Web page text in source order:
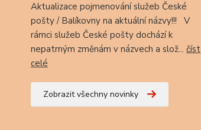
Aktualizace pojmenování služeb České
pošty / Balíkovny na aktuální názvy!!! V
rámci služeb České pošty dochází k
nepatrným změnám v názvech a slož... číst
celé
Zobrazit všechny novinky